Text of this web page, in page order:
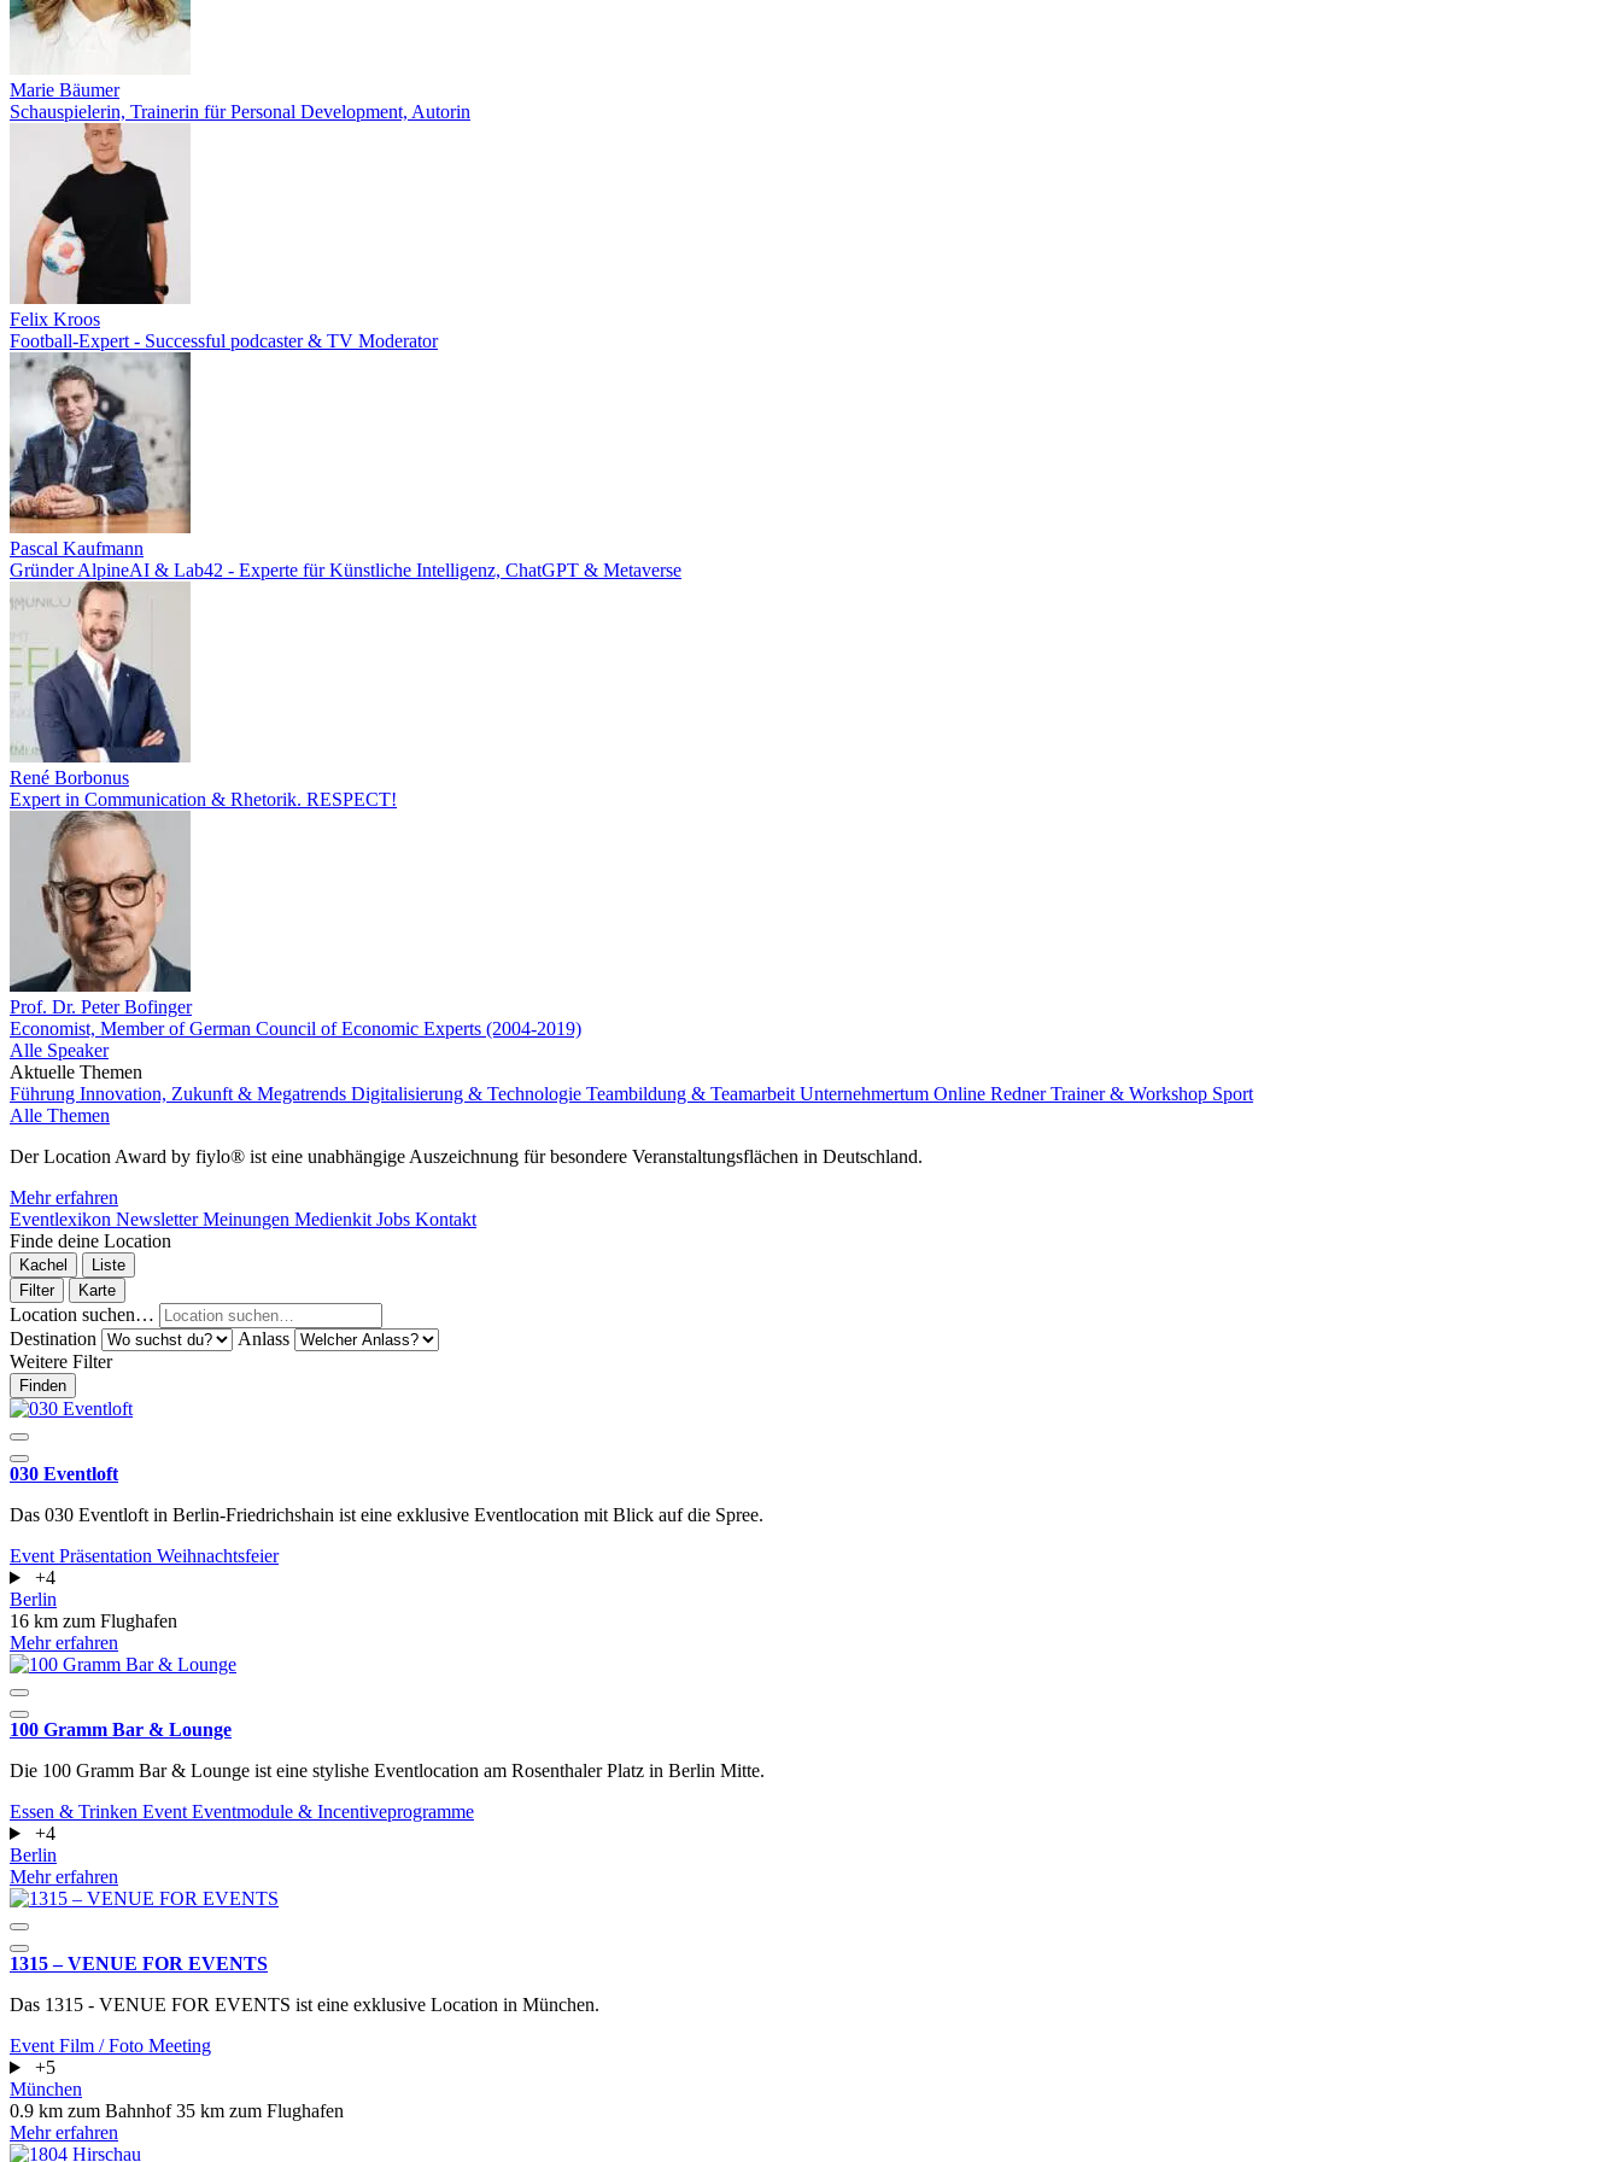
Marie Bäumer
Schauspielerin, Trainerin für Personal Development, Autorin
Felix Kroos
Football-Expert - Successful podcaster & TV Moderator
Pascal Kaufmann
Gründer AlpineAI & Lab42 - Experte für Künstliche Intelligenz, ChatGPT & Metaverse
René Borbonus
Expert in Communication & Rhetorik. RESPECT!
Prof. Dr. Peter Bofinger
Economist, Member of German Council of Economic Experts (2004-2019)
Alle Speaker
Aktuelle Themen
Führung Innovation, Zukunft & Megatrends Digitalisierung & Technologie Teambildung & Teamarbeit Unternehmertum Online RednerTrainer & Workshop Sport
Alle Themen
Der Location Award by fiylo® ist eine unabhängige Auszeichnung für besondere Veranstaltungsflächen in Deutschland.
Mehr erfahren
Eventlexikon NewsletterMeinungen Medienkit Jobs Kontakt
Finde deine Location
Kachel
Liste
Filter
Karte
Location suchen…
Destination
Anlass
Weitere Filter
Finden
030 Eventloft
Das 030 Eventloft in Berlin-Friedrichshain ist eine exklusive Eventlocation mit Blick auf die Spree.
Event Präsentation Weihnachtsfeier
+4
Berlin
16 km zum Flughafen
Mehr erfahren
100 Gramm Bar & Lounge
Die 100 Gramm Bar & Lounge ist eine stylishe Eventlocation am Rosenthaler Platz in Berlin Mitte.
Essen & Trinken Event Eventmodule & Incentiveprogramme
+4
Berlin
Mehr erfahren
1315 – VENUE FOR EVENTS
Das 1315 - VENUE FOR EVENTS ist eine exklusive Location in München.
Event Film / Foto Meeting
+5
München
0.9 km zum Bahnhof35 km zum Flughafen
Mehr erfahren